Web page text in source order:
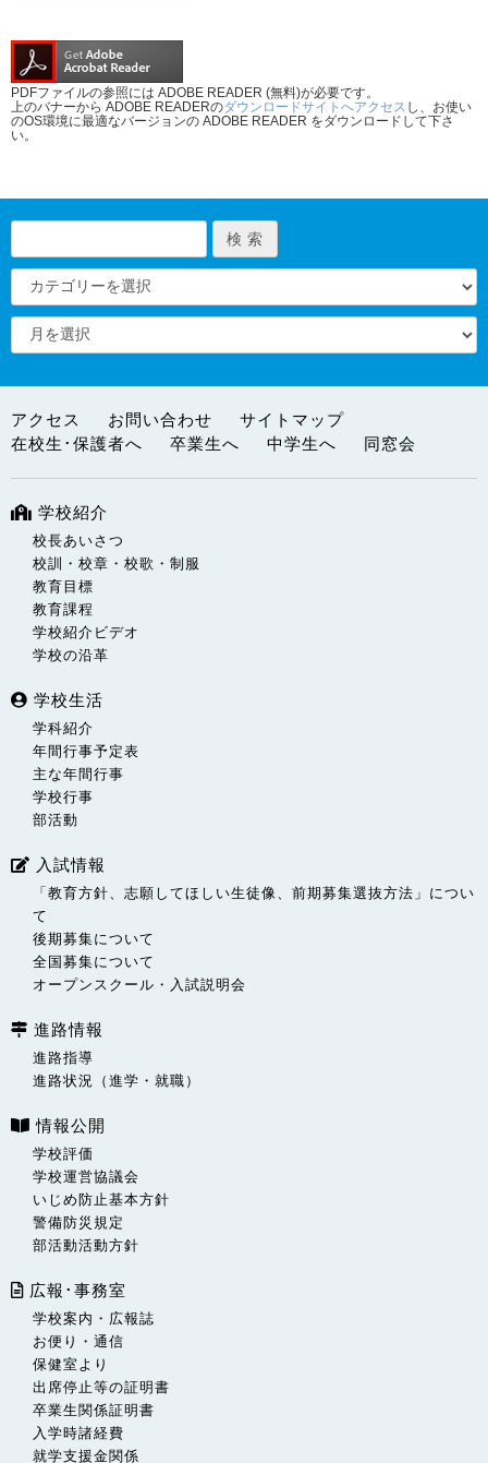
PDFファイルの参照には ADOBE READER (無料)が必要です。
上のバナーから ADOBE READERのダウンロードサイトへアクセス し、お使い
のOS環境に最適なバージョンの ADOBE READER をダウンロードして下さ
い。
アクセス お問い合わせ
サイトマップ
在校生･保護者へ
卒業生へ 中学生へ 同窓会
学校紹介
校長あいさつ
校訓・校章・校歌・制服
教育目標
教育課程
学校紹介ビデオ
学校の沿革
学校生活
学科紹介
年間行事予定表
主な年間行事
学校行事
部活動
入試情報
「教育方針、志願してほしい生徒像、前期募集選抜方法」につい
て
後期募集について
全国募集について
オープンスクール・入試説明会
進路情報
進路指導
進路状況（進学・就職）
情報公開
学校評価
学校運営協議会
いじめ防止基本方針
警備防災規定
部活動活動方針
広報･事務室
学校案内・広報誌
お便り・通信
保健室より
出席停止等の証明書
卒業生関係証明書
入学時諸経費
就学支援金関係